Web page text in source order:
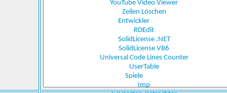
YouTube Video Viewer
Zeilen Löschen
Entwickler
RDEdit
SolidLicense .NET
SolidLicense VB6
Universal Code Lines Counter
UserTable
Spiele
Imp